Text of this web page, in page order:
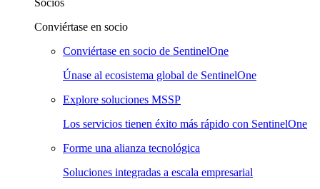
Socios
Conviértase en socio
Conviértase en socio de SentinelOne
Únase al ecosistema global de SentinelOne
Explore soluciones MSSP
Los servicios tienen éxito más rápido con SentinelOne
Forme una alianza tecnológica
Soluciones integradas a escala empresarial